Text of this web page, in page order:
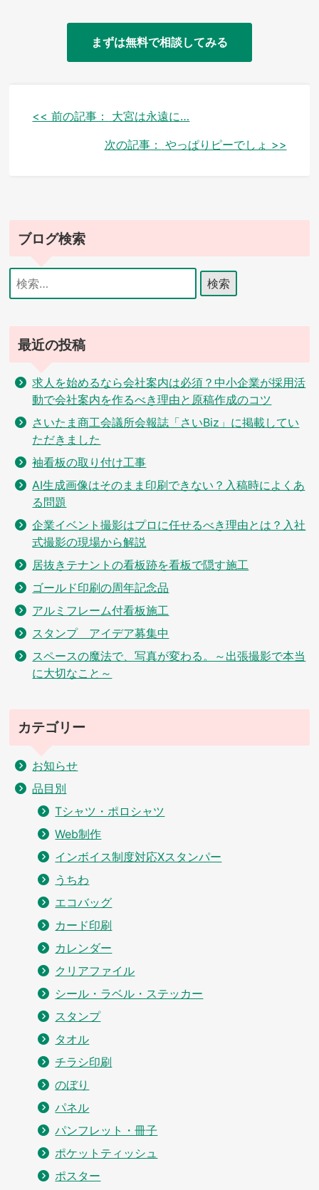
まずは無料で相談してみる
投
ー
シ
ョ
<< 前の記事：
大宮は永遠に…
次の記事： やっぱりピーでしょ >>
ブログ検索
検
索:
最近の投稿
求人を始めるなら会社案内は必須？中小企業が採用活
動で会社案内を作るべき理由と原稿作成のコツ
さいたま商工会議所会報誌「さいBiz」に掲載してい
ただきました
袖看板の取り付け工事
AI生成画像はそのまま印刷できない？入稿時によくあ
る問題
企業イベント撮影はプロに任せるべき理由とは？入社
式撮影の現場から解説
居抜きテナントの看板跡を看板で隠す施工
ゴールド印刷の周年記念品
アルミフレーム付看板施工
スタンプ アイデア募集中
スペースの魔法で、写真が変わる。～出張撮影で本当
に大切なこと～
カテゴリー
お知らせ
品目別
Tシャツ・ポロシャツ
Web制作
インボイス制度対応Xスタンパー
うちわ
エコバッグ
カード印刷
カレンダー
クリアファイル
シール・ラベル・ステッカー
スタンプ
タオル
チラシ印刷
のぼり
パネル
パンフレット・冊子
ポケットティッシュ
ポスター